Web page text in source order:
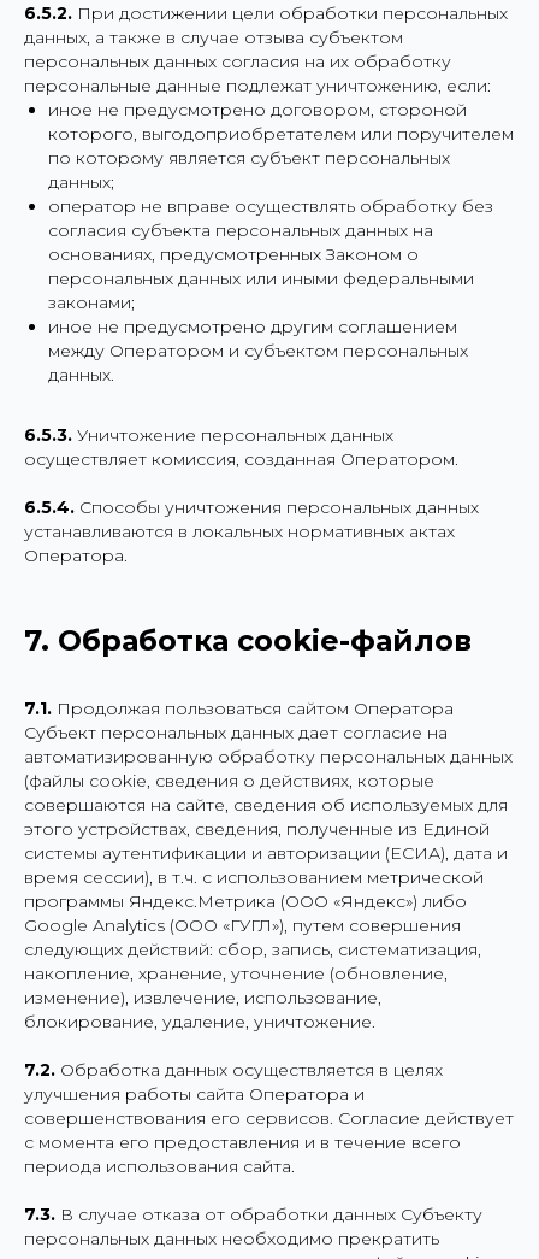
6.5.2. При достижении цели обработки персональных
данных, а также в случае отзыва субъектом
персональных данных согласия на их обработку
персональные данные подлежат уничтожению, если:
иное не предусмотрено договором, стороной
которого, выгодоприобретателем или поручителем
по которому является субъект персональных
данных;
оператор не вправе осуществлять обработку без
согласия субъекта персональных данных на
основаниях, предусмотренных Законом о
персональных данных или иными федеральными
законами;
иное не предусмотрено другим соглашением
между Оператором и субъектом персональных
данных.
6.5.3. Уничтожение персональных данных
осуществляет комиссия, созданная Оператором.
6.5.4. Способы уничтожения персональных данных
устанавливаются в локальных нормативных актах
Оператора.
7. Обработка cookie-файлов
7.1. Продолжая пользоваться сайтом Оператора
Субъект персональных данных дает согласие на
автоматизированную обработку персональных данных
(файлы cookie, сведения о действиях, которые
совершаются на сайте, сведения об используемых для
этого устройствах, сведения, полученные из Единой
системы аутентификации и авторизации (ЕСИА), дата и
время сессии), в т.ч. с использованием метрической
программы Яндекс.Метрика (ООО «Яндекс») либо
Google Analytics (ООО «ГУГЛ»), путем совершения
следующих действий: сбор, запись, систематизация,
накопление, хранение, уточнение (обновление,
изменение), извлечение, использование,
блокирование, удаление, уничтожение.
7.2. Обработка данных осуществляется в целях
улучшения работы сайта Оператора и
совершенствования его сервисов. Согласие действует
с момента его предоставления и в течение всего
периода использования сайта.
7.3. В случае отказа от обработки данных Субъекту
персональных данных необходимо прекратить